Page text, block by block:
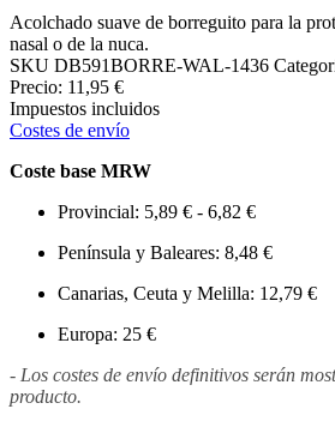
Acolchado suave de borreguito para la
nasal o de la nuca.
SKU DB591BORRE-WAL-1436
Precio: 11,95 €
Impuestos incluidos
Costes de envío
Coste base MRW
Provincial: 5,89 € - 6,82 €
Península y Baleares: 8,48 €
Canarias, Ceuta y Melilla: 12,79 €
Europa: 25 €
- Los costes de envío definitivos serán
producto.